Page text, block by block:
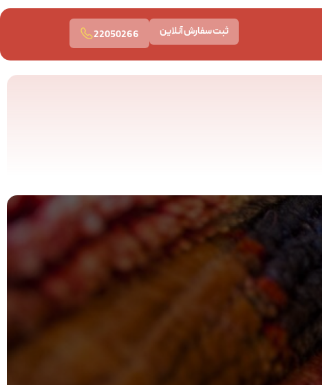
ثبت سفارش آنلاین 22050266